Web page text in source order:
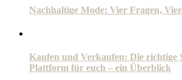
Nachhaltige Mode: Vier Fragen,
Kaufen und Verkaufen: Die richtige
Plattform für euch – ein Überblick